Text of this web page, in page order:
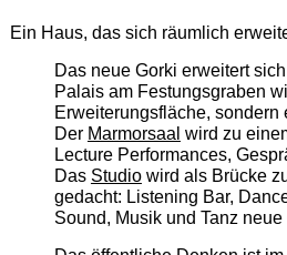
Ein Haus, das sich räumlich
Das neue Gorki erweitert
Palais am Festungsgraben
Erweiterungsfläche, sondern
Der Marmorsaal wird zu
Lecture Performances,
Das Studiowird als Brücke
gedacht: Listening Bar,
Sound, Musik und Tanz